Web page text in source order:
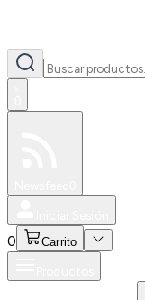
0 Carrito